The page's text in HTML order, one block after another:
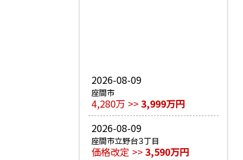
2026-08-09
座間市
4,280万 >>3,999万円
2026-08-09
座間市立野台３丁目
価格改定 >>3,590万円